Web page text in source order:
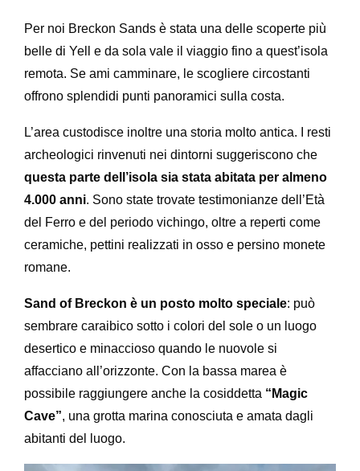
Per noi Breckon Sands è stata una delle scoperte più
belle di Yell e da sola vale il viaggio fino a quest’isola
remota. Se ami camminare, le scogliere circostanti
offrono splendidi punti panoramici sulla costa.
L’area custodisce inoltre una storia molto antica. I resti
archeologici rinvenuti nei dintorni suggeriscono che
questa parte dell’isola sia stata abitata per almeno
4.000 anni. Sono state trovate testimonianze dell’Età
del Ferro e del periodo vichingo, oltre a reperti come
ceramiche, pettini realizzati in osso e persino monete
romane.
Sand of Breckon è un posto molto speciale: può
sembrare caraibico sotto i colori del sole o un luogo
desertico e minaccioso quando le nuovole si
affacciano all’orizzonte. Con la bassa marea è
possibile raggiungere anche la cosiddetta “Magic
Cave”, una grotta marina conosciuta e amata dagli
abitanti del luogo.